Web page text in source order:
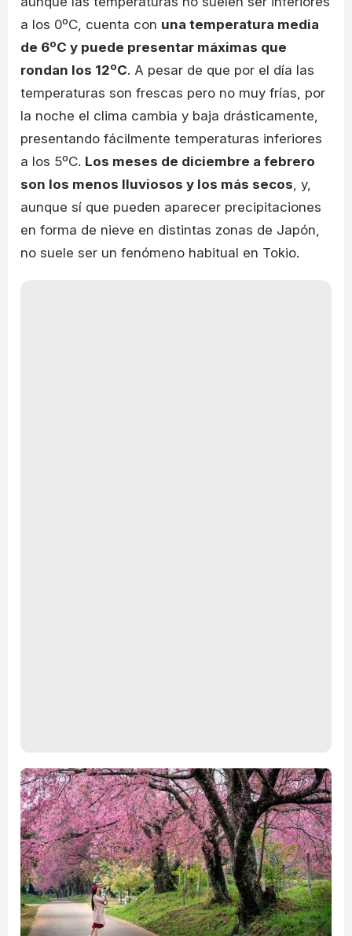
a los 0ºC, cuenta con una temperatura media
de 6ºC y puede presentar máximas que
rondan los 12ºC. A pesar de que por el día las
temperaturas son frescas pero no muy frías, por
la noche el clima cambia y baja drásticamente,
presentando fácilmente temperaturas inferiores
a los 5ºC. Los meses de diciembre a febrero
son los menos lluviosos y los más secos, y,
aunque sí que pueden aparecer precipitaciones
en forma de nieve en distintas zonas de Japón,
no suele ser un fenómeno habitual en Tokio.